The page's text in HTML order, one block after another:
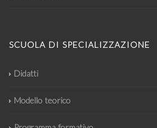
SCUOLA DI SPECIALIZZAZIONE
Didatti
Modello teorico